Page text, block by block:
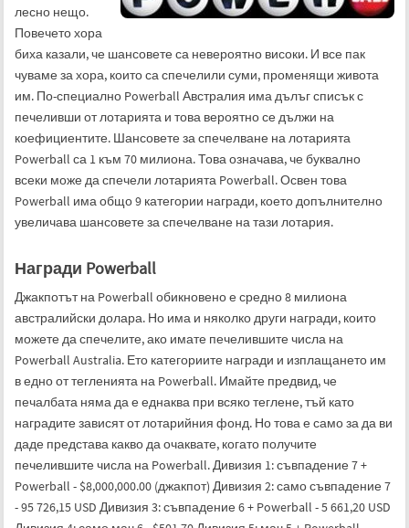
лесно нещо.
Повечето хора
биха казали, че шансовете са невероятно високи. И все пак
чуваме за хора, които са спечелили суми, променящи живота
им. По-специално Powerball Австралия има дълъг списък с
печеливши от лотарията и това вероятно се дължи на
коефициентите. Шансовете за спечелване на лотарията
Powerball са 1 към 70 милиона. Това означава, че буквално
всеки може да спечели лотарията Powerball. Освен това
Powerball има общо 9 категории награди, което допълнително
увеличава шансовете за спечелване на тази лотария.
Награди Powerball
Джакпотът на Powerball обикновено е средно 8 милиона
австралийски долара. Но има и няколко други награди, които
можете да спечелите, ако имате печелившите числа на
Powerball Australia. Ето категориите награди и изплащането им
в едно от тегленията на Powerball. Имайте предвид, че
печалбата няма да е еднаква при всяко теглене, тъй като
наградите зависят от лотарийния фонд. Но това е само за да ви
даде представа какво да очаквате, когато получите
печелившите числа на Powerball. Дивизия 1: съвпадение 7 +
Powerball - $8,000,000.00 (джакпот) Дивизия 2: само съвпадение 7
- 95 726,15 USD Дивизия 3: съвпадение 6 + Powerball - 5 661,20 USD